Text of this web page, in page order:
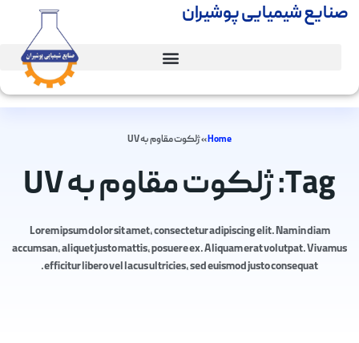
صنایع شیمیایی پوشیران
Home
»ژلکوت مقاوم به UV
Tag: ژلکوت مقاوم به UV
Lorem ipsum dolor sit amet, consectetur adipiscing elit. Nam in diam
accumsan, aliquet justo mattis, posuere ex. Aliquam erat volutpat. Vivamus
efficitur libero vel lacus ultricies, sed euismod justo consequat.